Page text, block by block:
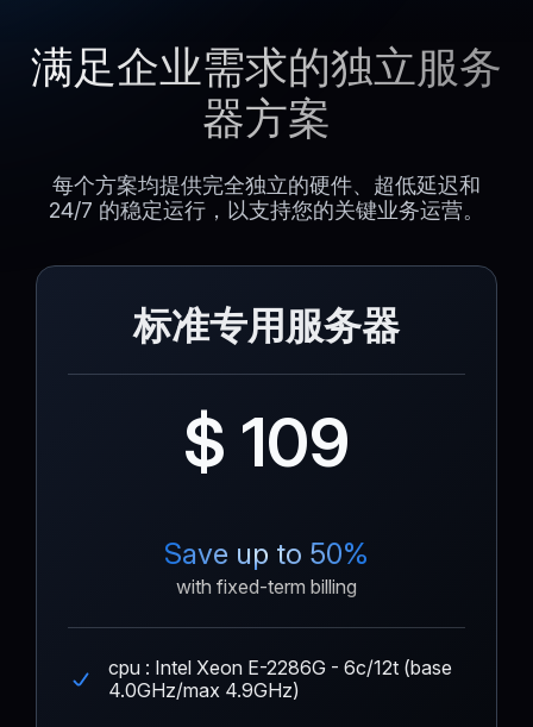
满足企业需求的独立服务
器方案
每个方案均提供完全独立的硬件、超低延迟和
24/7 的稳定运行，以支持您的关键业务运营。
标准专用服务器
$ 109
Save up to 50%
with fixed-term billing
cpu : Intel Xeon E-2286G - 6c/12t (base
4.0GHz/max 4.9GHz)